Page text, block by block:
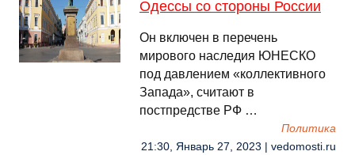
Одессы со стороны России
Он включен в перечень
мирового наследия ЮНЕСКО
под давлением «коллективного
Запада», считают в
постпредстве РФ …
Политика
21:30, Январь 27, 2023 | vedomosti.ru